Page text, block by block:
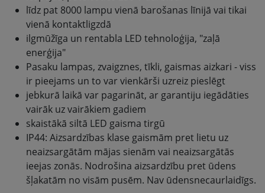
līdz pat 8000 lampu vienā barošanas līnijā vai tikai
vienā kontaktligzdā
ilgmūžīga un rentabla LED tehnoloģija, "zaļā
enerģija"
Pasaku lampas, zvaigznes, tīkli, gaismas aizkari - viss
ir pieejams un to var vienkārši uzreiz pieslēgt
jebkurā laikā var pagarināt, ar garantiju iegādāties
vairāk uz vairākiem gadiem
skaistākā siltā LED gaisma tirgū
IP44: Aizsardzības klase gaismām pret lietu uz
neaizsargātām mājas sienām vai neaizsargātās
ieejas zonās. Nodrošina aizsardzību pret ūdens
šļakatām no visām pusēm. Nav ūdensnecaurlaidīgs.